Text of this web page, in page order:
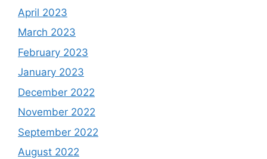
April 2023
March 2023
February 2023
January 2023
December 2022
November 2022
September 2022
August 2022